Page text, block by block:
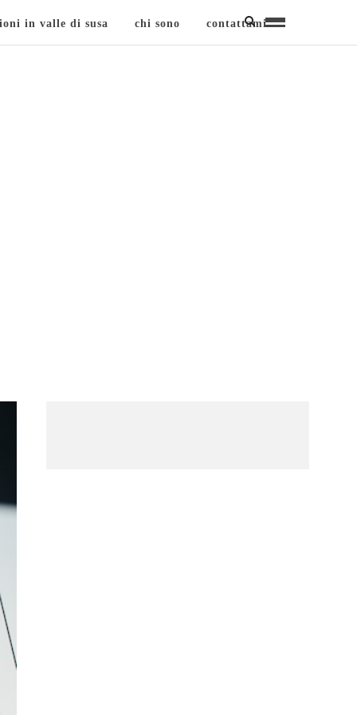
in valle di susa chi sono contattami